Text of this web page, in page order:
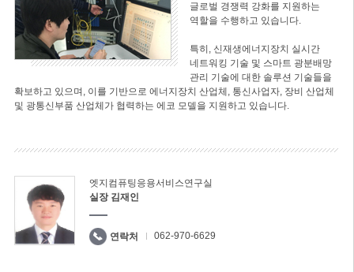
글로벌 경쟁력 강화를 지원하는
역할을 수행하고 있습니다.
특히, 신재생에너지장치 실시간
네트워킹 기술 및 스마트 광분배망
관리 기술에 대한 솔루션 기술들을
확보하고 있으며, 이를 기반으로 에너지장치 산업체, 통신사업자, 장비 산업체
및 광통신부품 산업체가 협력하는 에코 모델을 지원하고 있습니다.
엣지컴퓨팅응용서비스연구실
실장 김재인
연락처 062-970-6629